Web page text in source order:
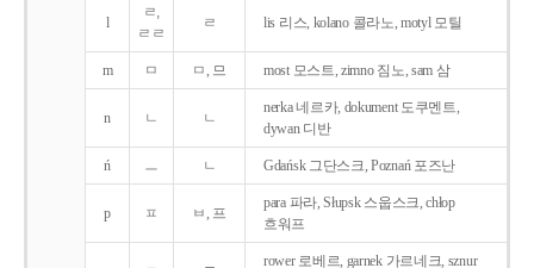
l
ㄹ,
ㄹㄹ
ㄹ lis 리스, kolano 콜라노, motyl 모틸
m ㅁ ㅁ, 므 most 모스트, zimno 짐노, sam 삼
n ㄴ ㄴ
nerka 네르카, dokument 도쿠멘트,
dywan 디반
ń ㅡ ㄴ Gdańsk 그단스크, Poznań 포즈난
p ㅍ ㅂ, 프
para 파라, Słupsk 스웁스크, chłop
흐워프
rower 로베르, garnek 가르네크, sznur